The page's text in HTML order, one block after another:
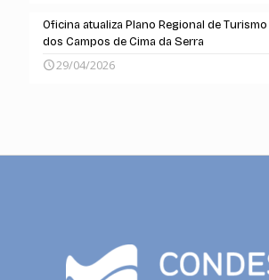
Oficina atualiza Plano Regional de Turismo
dos Campos de Cima da Serra
29/04/2026